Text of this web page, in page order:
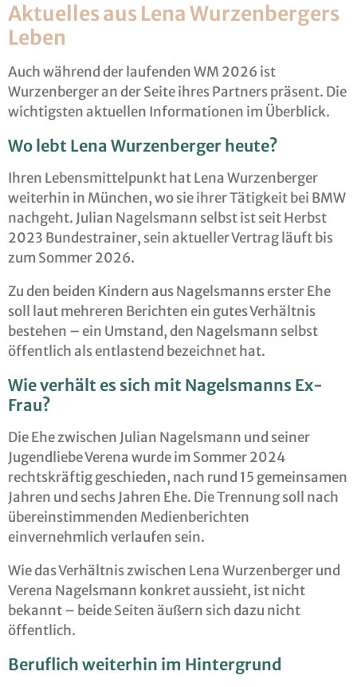
Aktuelles aus Lena Wurzenbergers
Leben
Auch während der laufenden WM 2026 ist
Wurzenberger an der Seite ihres Partners präsent. Die
wichtigsten aktuellen Informationen im Überblick.
Wo lebt Lena Wurzenberger heute?
Ihren Lebensmittelpunkt hat Lena Wurzenberger
weiterhin in München, wo sie ihrer Tätigkeit bei BMW
nachgeht. Julian Nagelsmann selbst ist seit Herbst
2023 Bundestrainer, sein aktueller Vertrag läuft bis
zum Sommer 2026.
Zu den beiden Kindern aus Nagelsmanns erster Ehe
soll laut mehreren Berichten ein gutes Verhältnis
bestehen – ein Umstand, den Nagelsmann selbst
öffentlich als entlastend bezeichnet hat.
Wie verhält es sich mit Nagelsmanns Ex-
Frau?
Die Ehe zwischen Julian Nagelsmann und seiner
Jugendliebe Verena wurde im Sommer 2024
rechtskräftig geschieden, nach rund 15 gemeinsamen
Jahren und sechs Jahren Ehe. Die Trennung soll nach
übereinstimmenden Medienberichten
einvernehmlich verlaufen sein.
Wie das Verhältnis zwischen Lena Wurzenberger und
Verena Nagelsmann konkret aussieht, ist nicht
bekannt – beide Seiten äußern sich dazu nicht
öffentlich.
Beruflich weiterhin im Hintergrund